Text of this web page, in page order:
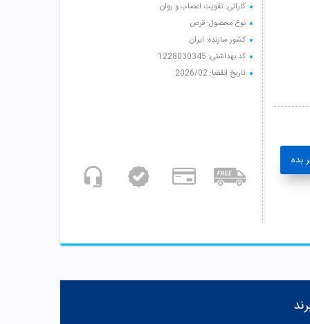
کارائی: تقویت اعصاب و روان
نوع محصول: قرص
کشور سازنده: ایران
کد بهداشتی: 1228030345
تاریخ انقضا: 2026/02
بده